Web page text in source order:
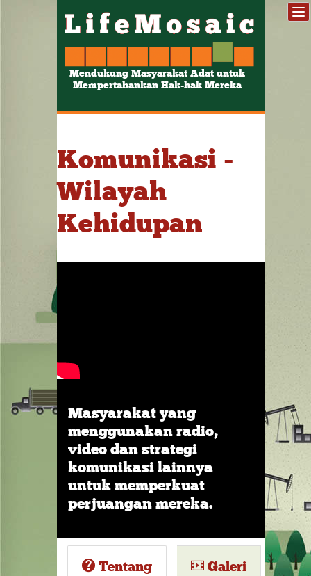
Mendukung Masyarakat Adat untuk
Mempertahankan Hak-hak Mereka
Komunikasi -
Wilayah
Kehidupan
Masyarakat yang
menggunakan radio,
video dan strategi
komunikasi lainnya
untuk memperkuat
perjuangan mereka.
Tentang Galeri